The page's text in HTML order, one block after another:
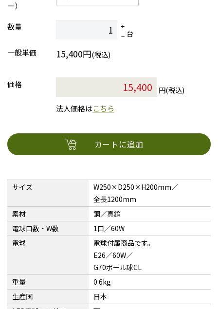
ー）
数量
台
一般単価
15,400円(税込)
価格
円(税込)
法人価格はこちら
カートに追加
サイズ
W250×D250×H200mm／
全長1200mm
素材
鋼／真鍮
電球口数・W数
1口／60W
電球
電球付属商品です。
E26／60W／
G70ボール球CL
重量
0.6kg
生産国
日本